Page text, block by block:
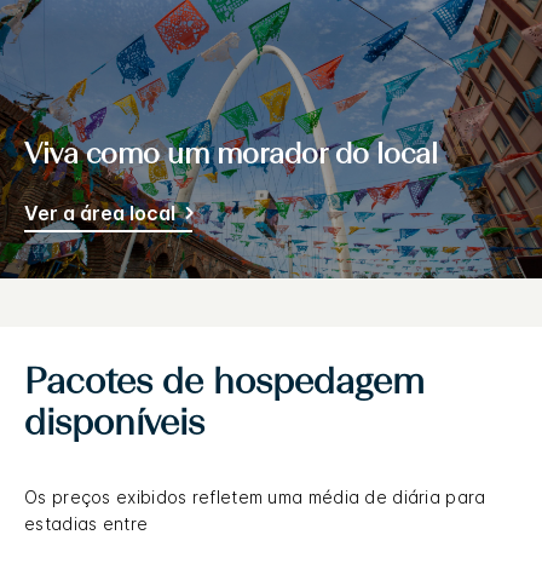
Viva como um morador do local
Ver a área local
Pacotes de hospedagem
disponíveis
Os preços exibidos refletem uma média de diária para
estadias entre